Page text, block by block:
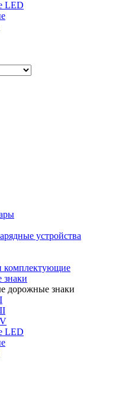
LED
устройства
комплектующие
дорожные знаки
LED